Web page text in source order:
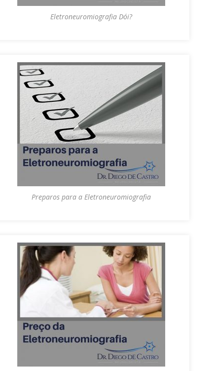
Eletroneuromiografia Dói?
Preparos para a Eletroneuromiografia